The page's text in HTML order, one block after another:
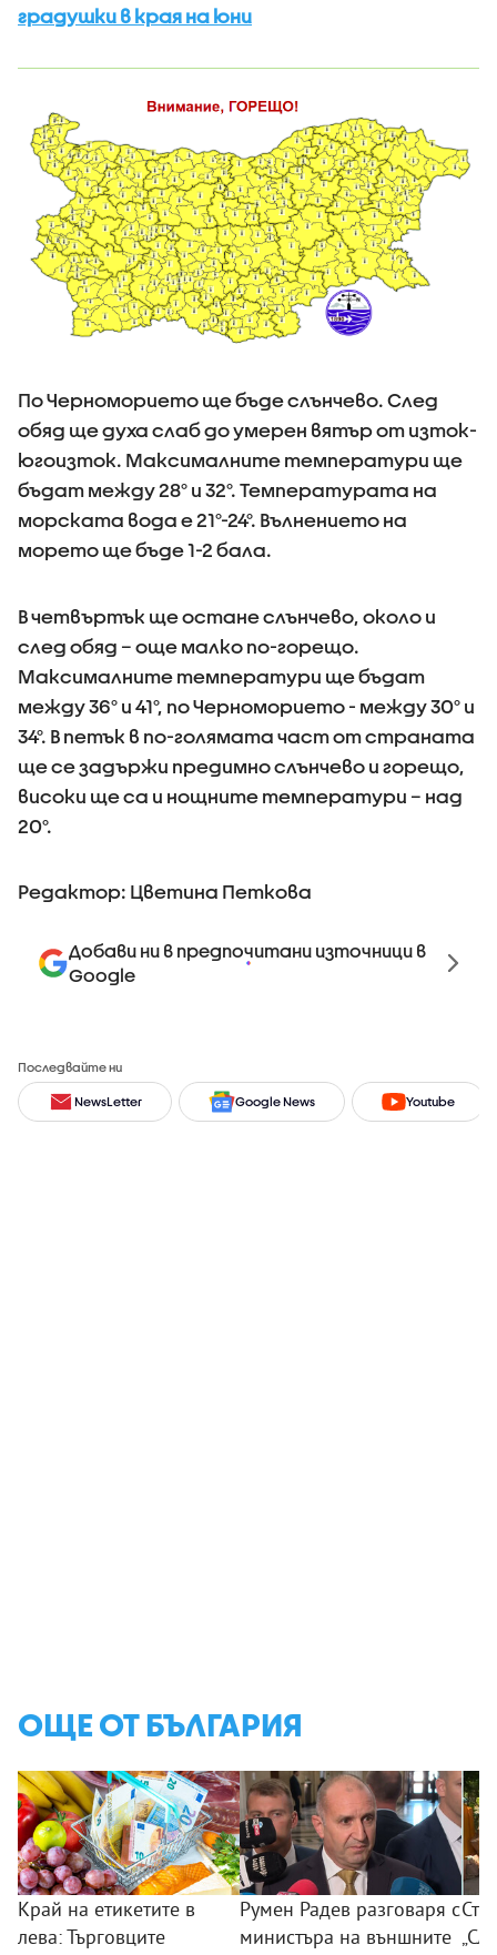
градушки в края на юни
По Черноморието ще бъде слънчево. След
обяд ще духа слаб до умерен вятър от изток-
югоизток. Максималните температури ще
бъдат между 28° и 32°. Температурата на
морската вода е 21°-24°. Вълнението на
морето ще бъде 1-2 бала.
В четвъртък ще остане слънчево, около и
след обяд – още малко по-горещо.
Максималните температури ще бъдат
между 36° и 41°, по Черноморието - между 30° и
34°. В петък в по-голямата част от страната
ще се задържи предимно слънчево и горещо,
високи ще са и нощните температури – над
20°.
Редактор: Цветина Петкова
Добави ни в предпочитани източници в
Google
Последвайте ни
NewsLetter Google News Youtube
ОЩЕ ОТ БЪЛГАРИЯ
Край на етикетите в
лева: Търговците
Румен Радев разговаря с
министъра на външните